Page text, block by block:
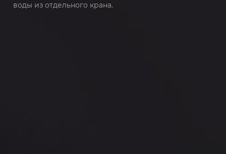
воды из отдельного крана.